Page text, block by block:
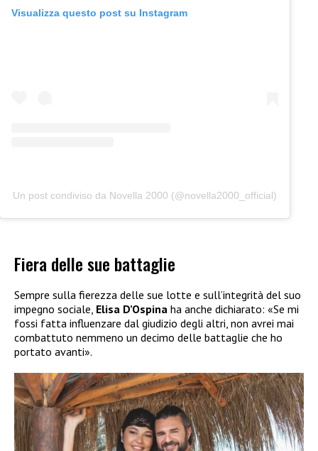
Visualizza questo post su Instagram
Un post condiviso da Novella 2000 (@novella2000_official)
Fiera delle sue battaglie
Sempre sulla fierezza delle sue lotte e sull’integrità del suo
impegno sociale, Elisa D’Ospina ha anche dichiarato: «Se mi
fossi fatta influenzare dal giudizio degli altri, non avrei mai
combattuto nemmeno un decimo delle battaglie che ho
portato avanti».